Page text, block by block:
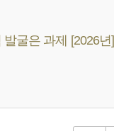
굴은 과제 [2026년]